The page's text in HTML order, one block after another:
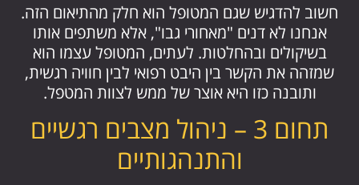
חשוב להדגיש שגם המטופל הוא חלק מהתיאום הזה.
אנחנו לא דנים "מאחורי גבו", אלא משתפים אותו
בשיקולים ובהחלטות. לעתים, המטופל עצמו הוא
שמזהה את הקשר בין היבט רפואי לבין חוויה רגשית,
ותובנה כזו היא אוצר של ממש לצוות המטפל.
תחום 3 – ניהול מצבים רגשיים
והתנהגותיים